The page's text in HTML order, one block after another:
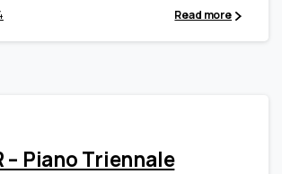
Read more
– Piano Triennale